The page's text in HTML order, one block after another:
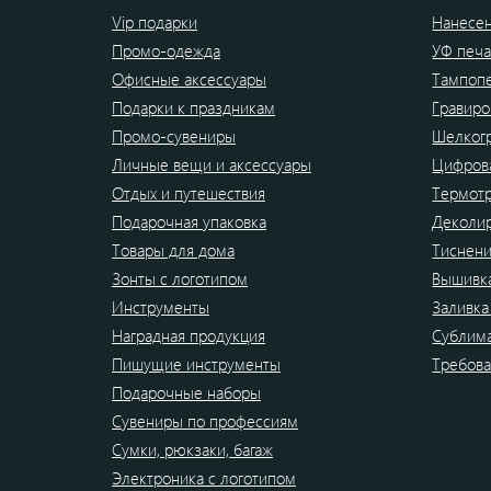
Vip подарки
Промо-одежда
Офисные аксессуары
Подарки к праздникам
Промо-сувениры
Личные вещи и аксессуары
Отдых и путешествия
Подарочная упаковка
Товары для дома
Зонты с логотипом
Инструменты
Наградная продукция
Пишущие инструменты
Подарочные наборы
Сувениры по профессиям
Сумки, рюкзаки, багаж
Электроника с логотипом
УФ